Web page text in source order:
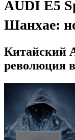
AUDI E5
Шанхае:
Китайский
революция